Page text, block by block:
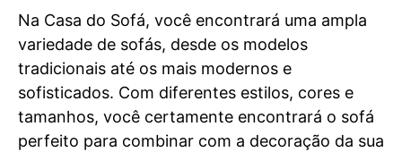
Na Casa do Sofá, você encontrará uma ampla
variedade de sofás, desde os modelos
tradicionais até os mais modernos e
sofisticados. Com diferentes estilos, cores e
tamanhos, você certamente encontrará o sofá
perfeito para combinar com a decoração da sua